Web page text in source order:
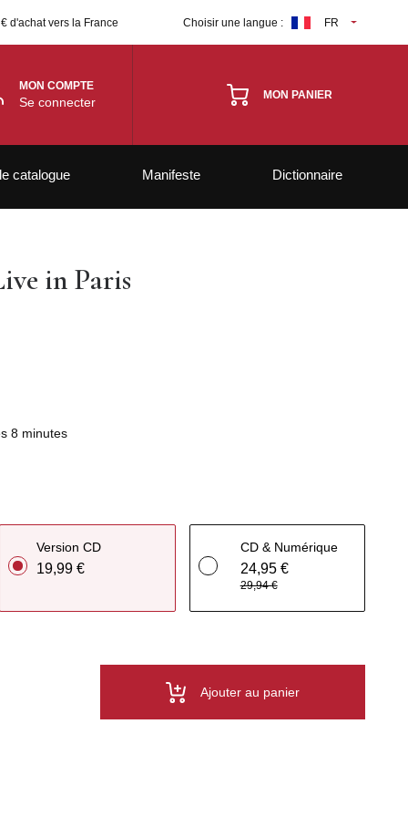
d'achat vers la France Choisir une langue : FR
MON COMPTE
Se connecter MON PANIER
catalogue Manifeste Dictionnaire
in Paris
8 minutes
Version CD
19,99 €
CD & Numérique
24,95 €
29,94 €
Ajouter au panier